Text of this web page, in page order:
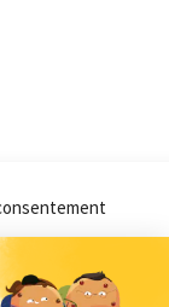
audience et vous
que vous autorisez